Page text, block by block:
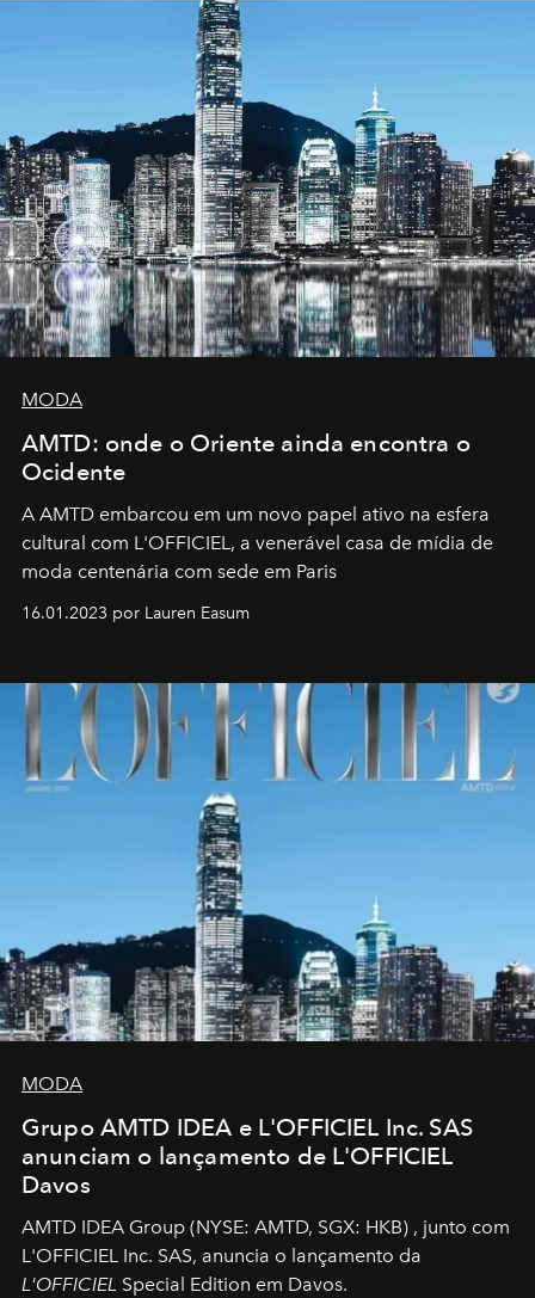
MODA
AMTD: onde o Oriente ainda encontra o
Ocidente
A AMTD embarcou em um novo papel ativo na esfera
cultural com L'OFFICIEL, a venerável casa de mídia de
moda centenária com sede em Paris
16.01.2023 por Lauren Easum
MODA
Grupo AMTD IDEA e L'OFFICIEL Inc. SAS
anunciam o lançamento de L'OFFICIEL
Davos
AMTD IDEA Group (NYSE: AMTD, SGX: HKB) , junto com
L'OFFICIEL Inc. SAS, anuncia o lançamento da
L'OFFICIEL Special Edition em Davos.